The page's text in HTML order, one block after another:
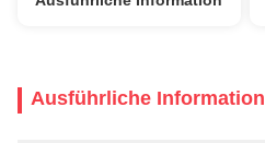
Ausführliche Information